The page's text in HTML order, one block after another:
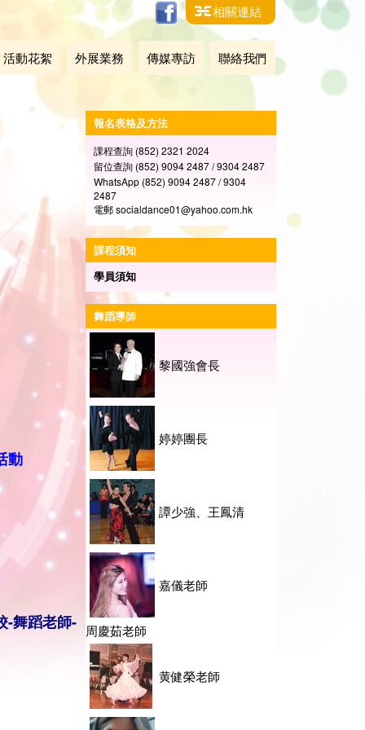
相關連結
活動花絮 外展業務 傳媒專訪 聯絡我們
動
-舞蹈老師-
報名表格及方法
課程查詢 (852) 2321 2024
留位查詢 (852) 9094 2487 / 9304 2487
WhatsApp (852) 9094 2487 / 9304
2487
電郵 socialdance01@yahoo.com.hk
課程須知
學員須知
舞蹈導師
黎國強會長
婷婷團長
譚少強、王鳳清
嘉儀老師
周慶茹老師
黄健榮老師